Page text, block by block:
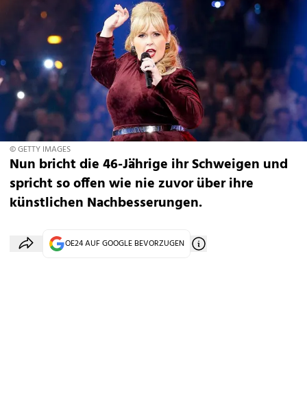
© GETTY IMAGES
Nun bricht die 46-Jährige ihr Schweigen und
spricht so offen wie nie zuvor über ihre
künstlichen Nachbesserungen.
OE24 AUF GOOGLE BEVORZUGEN